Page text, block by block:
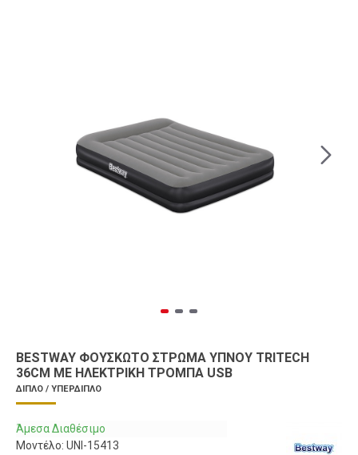
BESTWAY ΦΟΥΣΚΩΤΌ ΣΤΡΏΜΑ ΎΠΝΟΥ TRITECH
36CM ΜΕ ΗΛΕΚΤΡΙΚΉ ΤΡΌΜΠΑ USB
ΔΙΠΛΌ / ΥΠΈΡΔΙΠΛΟ
Άμεσα Διαθέσιμο
Μοντέλο: UNI-15413